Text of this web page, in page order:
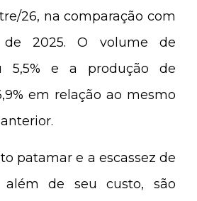
26, na comparação com
de 2025. O volume de
5,5% e a produção de
em relação ao mesmo
patamar e a escassez de
de seu custo, são